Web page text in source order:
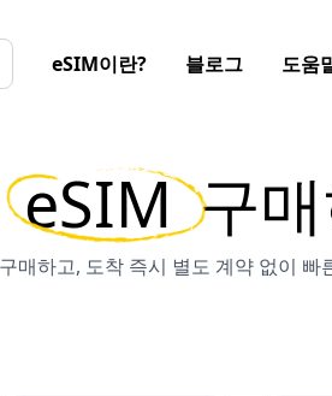
eSIM이란? 블로그 도움
eSIM 구
매하고, 도착 즉시 별도 계약 없이 빠